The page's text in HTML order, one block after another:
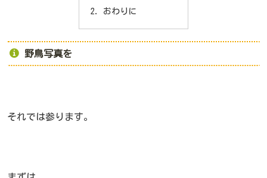
おわりに
野鳥写真を
それでは参ります。